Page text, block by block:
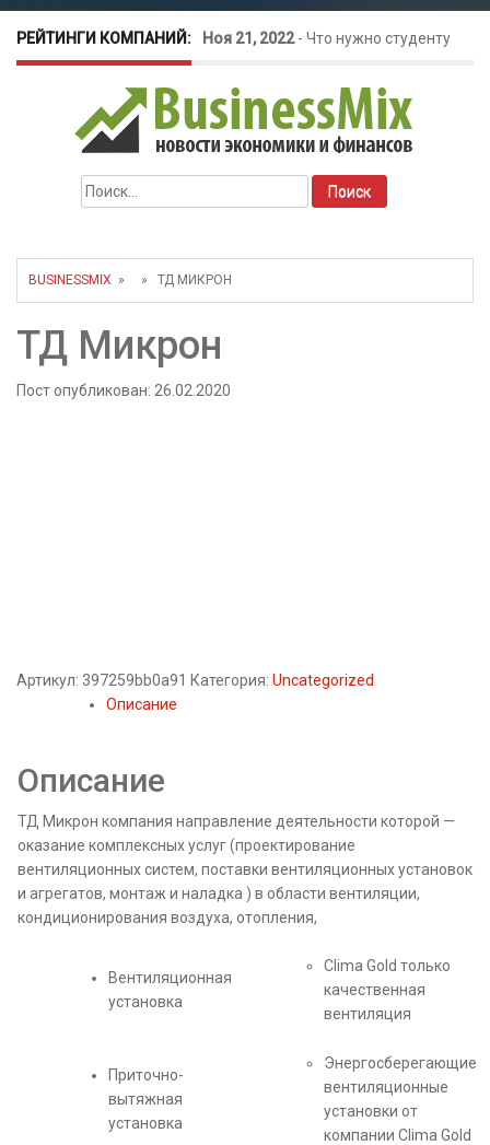
РЕЙТИНГИ КОМПАНИЙ: Ноя 21, 2022- Что нужно студенту
для открытия бизнеса?
Окт 26, 2022-Телефония для
amoCRM: лучшие инструменты для
бизнеса
Найти:
BUSINESSMIX » » ТД МИКРОН
ТД Микрон
Пост опубликован: 26.02.2020
Артикул: 397259bb0a91 Категория: Uncategorized
Описание
Описание
ТД Микрон компания направление деятельности которой —
оказание комплексных услуг (проектирование
вентиляционных систем, поставки вентиляционных установок
и агрегатов, монтаж и наладка ) в области вентиляции,
кондиционирования воздуха, отопления,
Вентиляционная
установка
Clima Gold только
качественная
вентиляция
Приточно-
вытяжная
установка
Энергосберегающие
вентиляционные
установки от
компании Clima Gold